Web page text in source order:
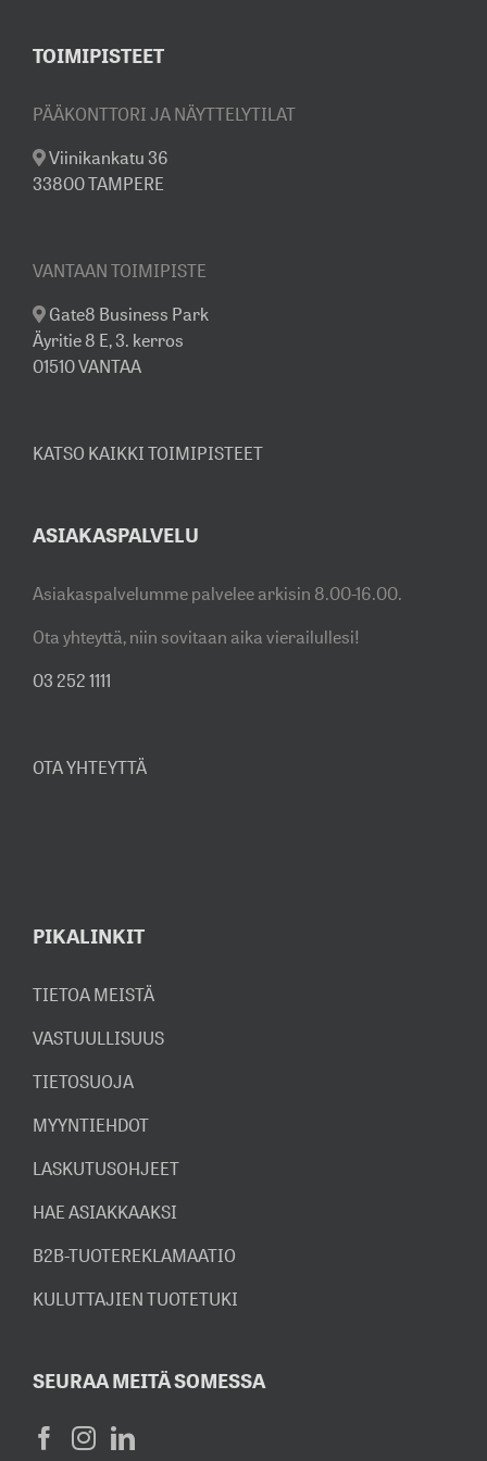
TOIMIPISTEET
PÄÄKONTTORI JA NÄYTTELYTILAT
Viinikankatu 36
33800 TAMPERE
VANTAAN TOIMIPISTE
Gate8 Business Park
Äyritie 8 E, 3. kerros
01510 VANTAA
KATSO KAIKKI TOIMIPISTEET
ASIAKASPALVELU
Asiakaspalvelumme palvelee arkisin 8.00-16.00.
Ota yhteyttä, niin sovitaan aika vierailullesi!
03 252 1111
OTA YHTEYTTÄ
PIKALINKIT
TIETOA MEISTÄ
VASTUULLISUUS
TIETOSUOJA
MYYNTIEHDOT
LASKUTUSOHJEET
HAE ASIAKKAAKSI
B2B-TUOTEREKLAMAATIO
KULUTTAJIEN TUOTETUKI
SEURAA MEITÄ SOMESSA